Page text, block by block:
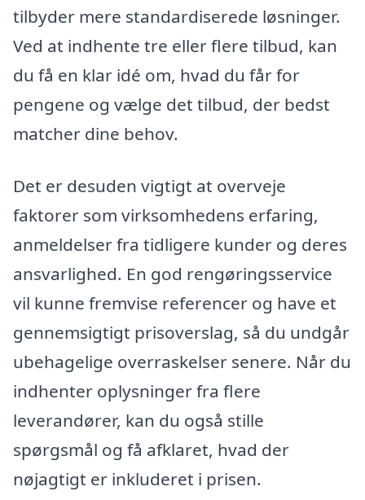
tilbyder mere standardiserede løsninger.
Ved at indhente tre eller flere tilbud, kan
du få en klar idé om, hvad du får for
pengene og vælge det tilbud, der bedst
matcher dine behov.
Det er desuden vigtigt at overveje
faktorer som virksomhedens erfaring,
anmeldelser fra tidligere kunder og deres
ansvarlighed. En god rengøringsservice
vil kunne fremvise referencer og have et
gennemsigtigt prisoverslag, så du undgår
ubehagelige overraskelser senere. Når du
indhenter oplysninger fra flere
leverandører, kan du også stille
spørgsmål og få afklaret, hvad der
nøjagtigt er inkluderet i prisen.